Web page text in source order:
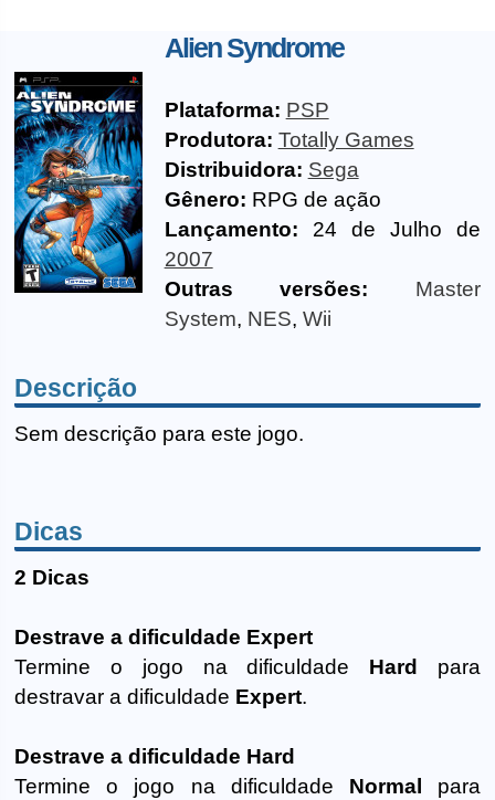
Alien Syndrome
Plataforma: PSP
Produtora: Totally Games
Distribuidora: Sega
Gênero: RPG de ação
Lançamento: 24 de Julho de
2007
Outras versões:
Master
System, NES, Wii
Descrição
Sem descrição para este jogo.
Dicas
2 Dicas
Destrave a dificuldade Expert
Termine o jogo na dificuldade Hard
para
destravar a dificuldade Expert.
Destrave a dificuldade Hard
Termine o jogo na dificuldade Normal
para